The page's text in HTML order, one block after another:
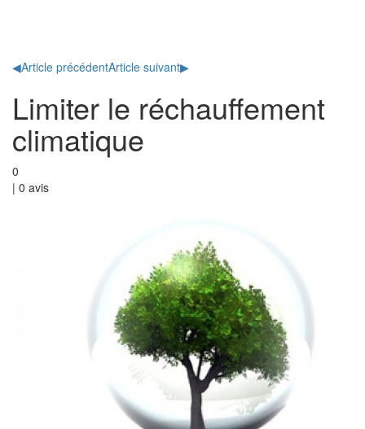
◀Article précédentArticle suivant▶
Limiter le réchauffement
climatique
0
| 0 avis